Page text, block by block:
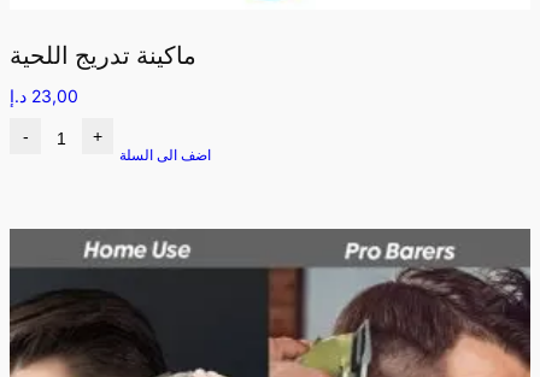
ماكينة تدريج اللحية
23,00 د.إ
- +
اضف الى السلة